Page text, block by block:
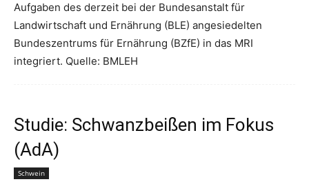
Aufgaben des derzeit bei der Bundesanstalt für
Landwirtschaft und Ernährung (BLE) angesiedelten
Bundeszentrums für Ernährung (BZfE) in das MRI
integriert. Quelle: BMLEH
Studie: Schwanzbeißen im Fokus
(AdA)
Schwein